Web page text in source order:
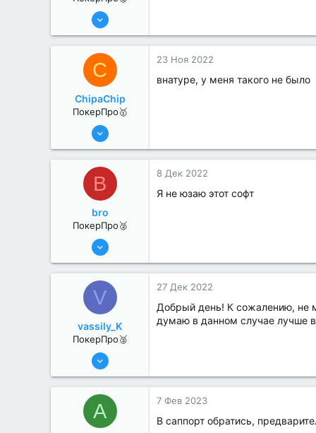
17 Авг 2022
3
C
ChipaChip
ПокерПро🥇
8 Июн 2022
2
23 Ноя 2022
внатуре, у меня такого не было
B
bro
ПокерПро🥈
13 Июн 2022
3
8 Дек 2022
Я не юзаю этот софт
V
vassily_K
ПокерПро🥈
6 Июн 2022
2
27 Дек 2022
Добрый день! К сожалению, не
думаю в данном случае лучше
A 7 Фев 2023
В саппорт обратись,